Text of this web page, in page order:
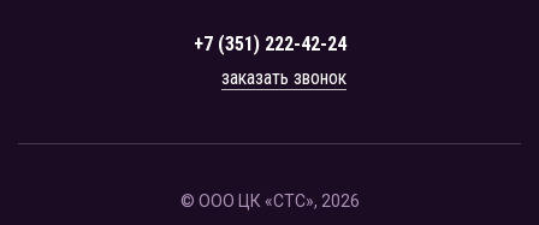
+7 (351) 222-42-24
заказать звонок
© ООО ЦК «СТС», 2026